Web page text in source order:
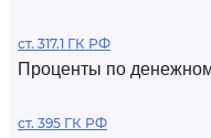
ст. 317.1 ГК РФ
Проценты по
ст. 395 ГК РФ